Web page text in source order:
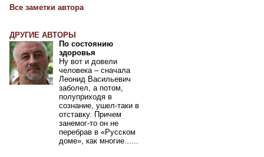
Все заметки автора
ДРУГИЕ АВТОРЫ
По состоянию
здоровья
Ну вот и довели
человека – сначала
Леонид Васильевич
заболел, а потом,
полуприходя в
сознание, ушел-таки в
отставку. Причем
занемог-то он не
перебрав в «Русском
доме», как многие......